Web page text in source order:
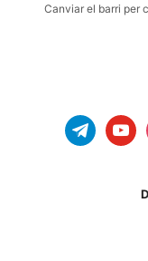
Canviar el barri per
telegramyoutube